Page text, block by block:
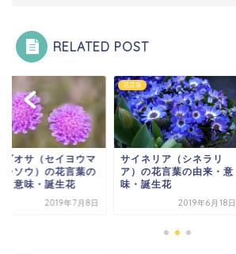
RELATED POST
ビオサ（セイヨウマ
シソウ）の花言葉の
・意味・誕生花
2019年7月8日
花言葉
サイネリア（シネラリ
ア）の花言葉の由来・意
味・誕生花
2019年6月18日